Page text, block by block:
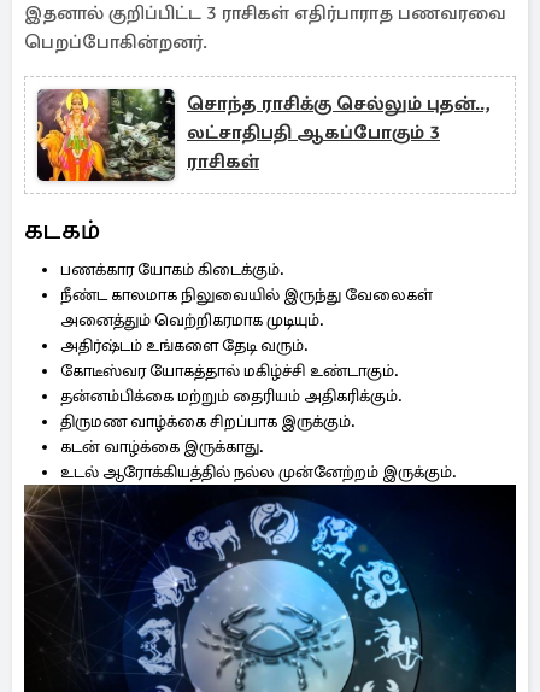
இதனால் குறிப்பிட்ட 3 ராசிகள் எதிர்பாராத பணவரவை
பெறப்போகின்றனர்.
சொந்த ராசிக்கு செல்லும் புதன்..,
லட்சாதிபதி ஆகப்போகும் 3
ராசிகள்
கடகம்
பணக்கார யோகம் கிடைக்கும்.
நீண்ட காலமாக நிலுவையில் இருந்து வேலைகள்
அனைத்தும் வெற்றிகரமாக முடியும்.
அதிர்ஷ்டம் உங்களை தேடி வரும்.
கோடீஸ்வர யோகத்தால் மகிழ்ச்சி உண்டாகும்.
தன்னம்பிக்கை மற்றும் தைரியம் அதிகரிக்கும்.
திருமண வாழ்க்கை சிறப்பாக இருக்கும்.
கடன் வாழ்க்கை இருக்காது.
உடல் ஆரோக்கியத்தில் நல்ல முன்னேற்றம் இருக்கும்.